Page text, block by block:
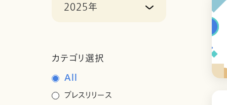
2025年
カテゴリ選択
All
プレスリリース